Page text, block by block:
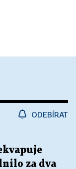
ODEBÍRAT
za dva